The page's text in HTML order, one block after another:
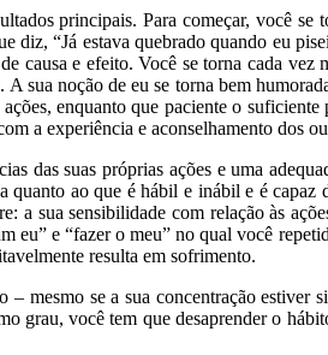
principais. Para começar, você
“Já estava quebrado quando eu
causa e efeito. Você se torna cada
sua noção de eu se torna bem
enquanto que paciente o
a experiência e aconselhamento dos
das suas próprias ações e uma
ao que é hábil e inábil e é capaz
a sua sensibilidade com relação às
eu” e “fazer o meu” no qual você
resulta em sofrimento.
– mesmo se a sua concentração
grau, você tem que desaprender o